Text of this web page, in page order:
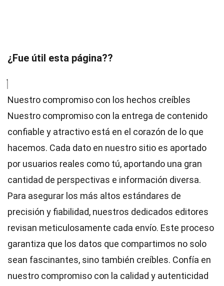
¿Fue útil esta página??
Nuestro compromiso con los hechos creíbles
Nuestro compromiso con la entrega de contenido
confiable y atractivo está en el corazón de lo que
hacemos. Cada dato en nuestro sitio es aportado
por usuarios reales como tú, aportando una gran
cantidad de perspectivas e información diversa.
Para asegurar los más altos estándares de
precisión y fiabilidad, nuestros dedicados editores
revisan meticulosamente cada envío. Este proceso
garantiza que los datos que compartimos no solo
sean fascinantes, sino también creíbles. Confía en
nuestro compromiso con la calidad y autenticidad